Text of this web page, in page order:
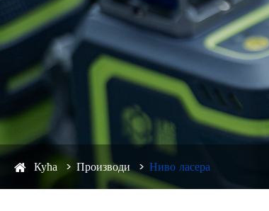
Кућа Производи Ниво ласера